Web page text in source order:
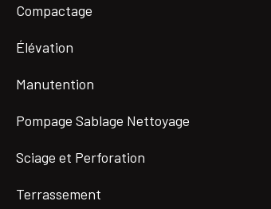
Compactage
Élévation
Manutention
Pompage Sablage Nettoyage
Sciage et Perforation
Terrassement